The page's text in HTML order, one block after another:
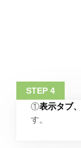
①表示タブ、
す。